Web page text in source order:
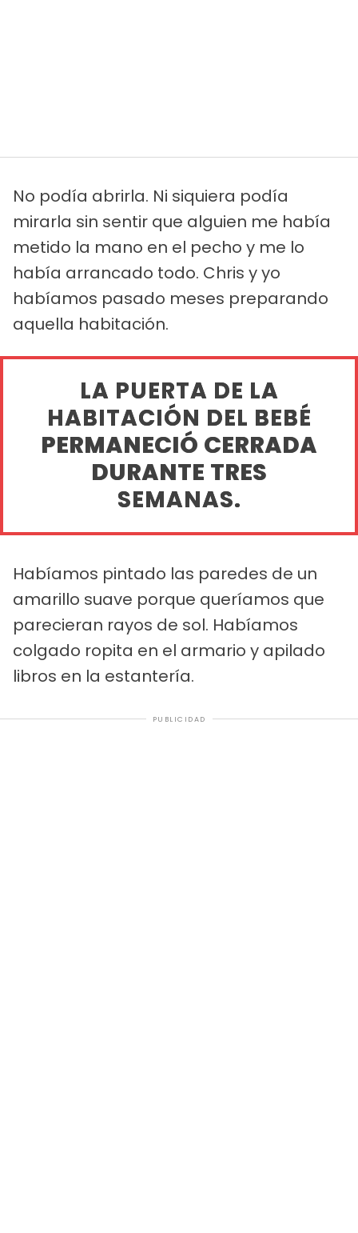
No podía abrirla. Ni siquiera podía
mirarla sin sentir que alguien me había
metido la mano en el pecho y me lo
había arrancado todo. Chris y yo
habíamos pasado meses preparando
aquella habitación.
LA PUERTA DE LA
HABITACIÓN DEL BEBÉ
PERMANECIÓ CERRADA
DURANTE TRES
SEMANAS.
Habíamos pintado las paredes de un
amarillo suave porque queríamos que
parecieran rayos de sol. Habíamos
colgado ropita en el armario y apilado
libros en la estantería.
PUBLICIDAD